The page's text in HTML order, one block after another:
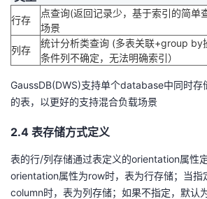
行存
点查询(返回记录少，基于索引的简单
场景
列存
统计分析类查询 (多表关联+group by
条件列不确定，无法明确索引）
GaussDB(DWS)支持单个database中同时存
的表，以更好的支持混合负载场景
2.4 表存储方式定义
表的行/列存储通过表定义的orientation属性
orientation属性为row时，表为行存储；当指
column时，表为列存储；如果不指定，默认